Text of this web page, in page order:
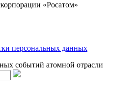
«Росатом»
персональных данных
событий атомной отрасли